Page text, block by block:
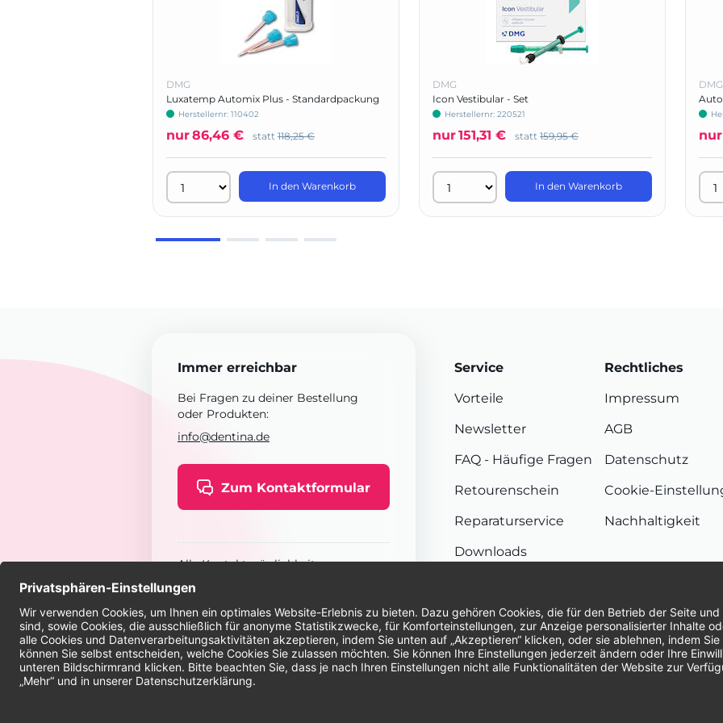
DMG
Luxatemp Automix Plus - Standardpackung
Herstellernr: 110402
nur86,46 € statt 118,25 €
In den Warenkorb
DMG
Icon Vestibular - Set
Herstellernr: 220521
nur151,31 € statt 159,95 €
In den Warenkorb
DMG
nur
Immer erreichbar
Bei Fragen zu deiner Bestellung
oder Produkten:
info@dentina.de
Zum Kontaktformular
Alle Kontaktmöglichkeiten
Service
Vorteile
Newsletter
FAQ - Häufige Fragen
Retourenschein
Reparaturservice
Downloads
Rechtliches
Impressum
AGB
Datenschutz
Cookie-
Nachhaltigkeit